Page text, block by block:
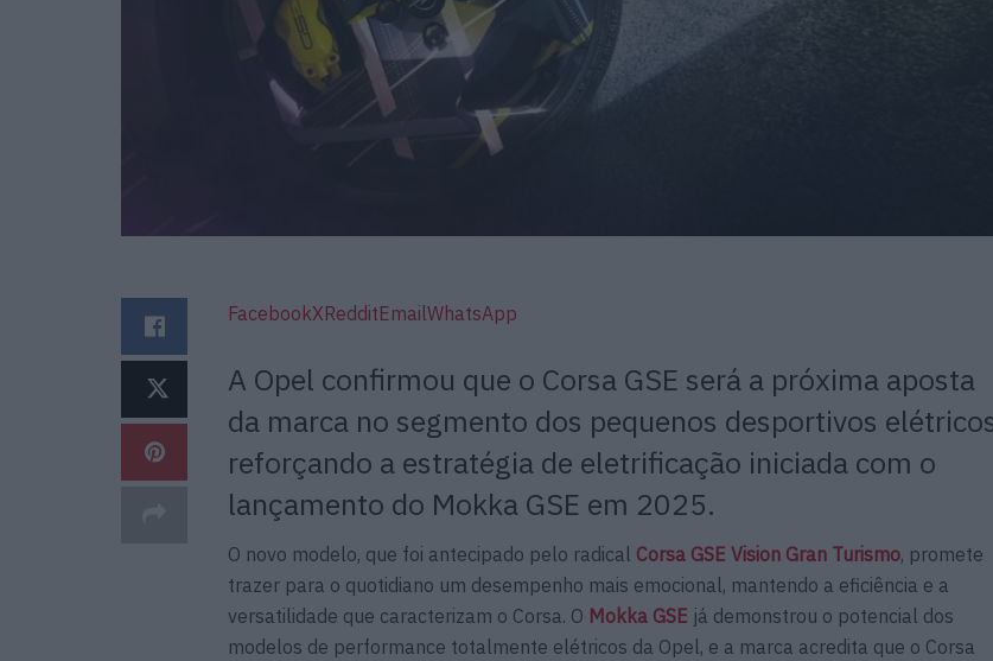
FacebookXRedditEmailWhatsApp
A Opel confirmou que o Corsa GSE será a próxima aposta
da marca no segmento dos pequenos desportivos
reforçando a estratégia de eletrificação iniciada com o
lançamento do Mokka GSE em 2025.
O novo modelo, que foi antecipado pelo radical Corsa GSE Vision Gran Turismo, promete
trazer para o quotidiano um desempenho mais emocional, mantendo a eficiência e a
versatilidade que caracterizam o Corsa. O Mokka GSE já demonstrou o potencial dos
modelos de performance totalmente elétricos da Opel, e a marca acredita que o Corsa